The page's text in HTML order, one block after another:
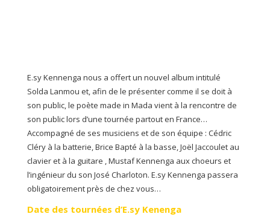
E.sy Kennenga nous a offert un nouvel album intitulé
Solda Lanmou et, afin de le présenter comme il se doit à
son public, le poète made in Mada vient à la rencontre de
son public lors d’une tournée partout en France…
Accompagné de ses musiciens et de son équipe : Cédric
Cléry à la batterie, Brice Bapté à la basse, Joël Jaccoulet au
clavier et à la guitare , Mustaf Kennenga aux choeurs et
l’ingénieur du son José Charloton. E.sy Kennenga passera
obligatoirement près de chez vous…
Date des tournées d’E.sy Kenenga